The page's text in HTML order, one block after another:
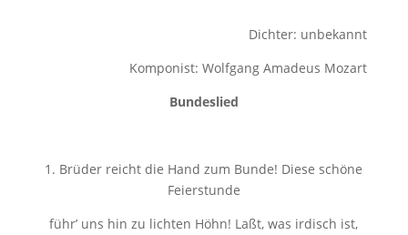
Dichter: unbekannt
Komponist: Wolfgang Amadeus Mozart
Bundeslied
1. Brüder reicht die Hand zum Bunde! Diese schöne
Feierstunde
führ’ uns hin zu lichten Höhn! Laßt, was irdisch ist,